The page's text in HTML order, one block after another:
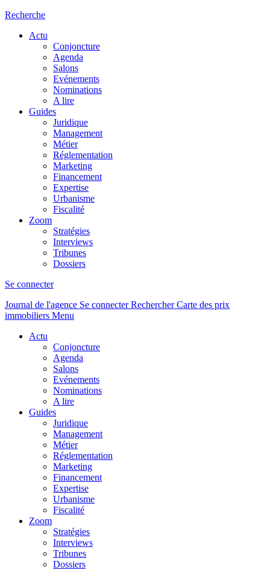
Recherche
Actu
Conjoncture
Agenda
Salons
Evénements
Nominations
A lire
Guides
Juridique
Management
Métier
Réglementation
Marketing
Financement
Expertise
Urbanisme
Fiscalité
Zoom
Stratégies
Interviews
Tribunes
Dossiers
Se connecter
Journal de l'agence Se connecterRechercher Carte des prix
immobiliers Menu
Actu
Conjoncture
Agenda
Salons
Evénements
Nominations
A lire
Guides
Juridique
Management
Métier
Réglementation
Marketing
Financement
Expertise
Urbanisme
Fiscalité
Zoom
Stratégies
Interviews
Tribunes
Dossiers